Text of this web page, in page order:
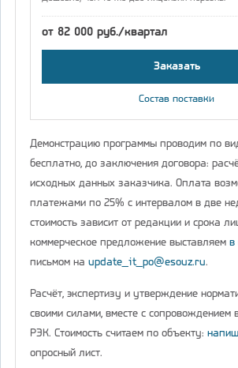
от 82 000 руб./квартал
Заказать
Состав поставки
Демонстрацию программы проводим по
бесплатно, до заключения договора:
исходных данных заказчика. Оплата
платежами по 25% с интервалом в две
стоимость зависит от редакции и срока
коммерческое предложение выставляем в
письмом на update_it_po@esouz.ru.
Расчёт, экспертизу и утверждение
своими силами, вместе с сопровождением
РЭК. Стоимость считаем по объекту:
опросный лист.